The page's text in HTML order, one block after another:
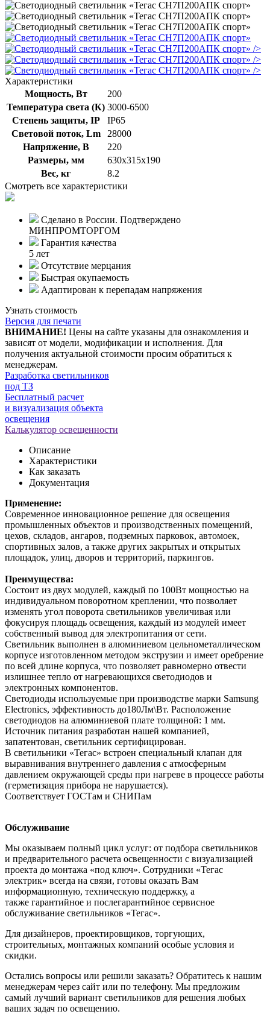
/>
/>
/>
Характеристики
Мощность, Вт
200
Температура света (К) 3000-6500
Степень защиты, IP
IP65
Световой поток, Lm
28000
Напряжение, В
220
Размеры, мм
630х315х190
Вес, кг
8.2
Смотреть все характеристики
Сделано в России. Подтверждено
МИНПРОМТОРГОМ
Гарантия качества
5 лет
Отсутствие мерцания
Быстрая окупаемость
Адаптирован к перепадам напряжения
Узнать стоимость
Версия для печати
ВНИМАНИЕ! Цены на сайте указаны для ознакомления и
зависят от модели, модификации и исполнения. Для
получения актуальной стоимости просим обратиться к
менеджерам.
Разработка светильников
под ТЗ
Бесплатный расчет
и визуализация объекта
освещения
Калькулятор освещенности
Описание
Характеристики
Как заказать
Документация
Применение:
Современное инновационное решение для освещения
промышленных объектов и производственных помещений,
цехов, складов, ангаров, подземных парковок, автомоек,
спортивных залов, а также других закрытых и открытых
площадок, улиц, дворов и территорий, паркингов.
Преимущества:
Состоит из двух модулей, каждый по 100Вт мощностью на
индивидуальном поворотном креплении, что позволяет
изменять угол поворота светильников увеличивая или
фокусируя площадь освещения, каждый из модулей имеет
собственный вывод для электропитания от сети.
Светильник выполнен в алюминиевом цельнометаллическом
корпусе изготовленном методом экструзии и имеет оребрение
по всей длине корпуса, что позволяет равномерно отвести
излишнее тепло от нагревающихся светодиодов и
электронных компонентов.
Светодиоды используемые при производстве марки Samsung
Electronics, эффективность до180Лм\Вт. Расположение
светодиодов на алюминиевой плате толщиной: 1 мм.
Источник питания разработан нашей компанией,
запатентован, светильник сертифицирован.
В светильники «Тегас» встроен специальный клапан для
выравнивания внутреннего давления с атмосферным
давлением окружающей среды при нагреве в процессе работы
(герметизация прибора не нарушается).
Соответствует ГОСТам и СНИПам
Обслуживание
Мы оказываем полный цикл услуг: от подбора светильников
и предварительного расчета освещенности с визуализацией
проекта до монтажа «под ключ». Сотрудники «Тегас
электрик» всегда на связи, готовы оказать Вам
информационную, техническую поддержку, а
также гарантийное и послегарантийное сервисное
обслуживание светильников «Тегас».
Для дизайнеров, проектировщиков, торгующих,
строительных, монтажных компаний особые условия и
скидки.
Остались вопросы или решили заказать? Обратитесь к нашим
менеджерам через сайт или по телефону. Мы предложим
самый лучший вариант светильников для решения любых
ваших задач по освещению.